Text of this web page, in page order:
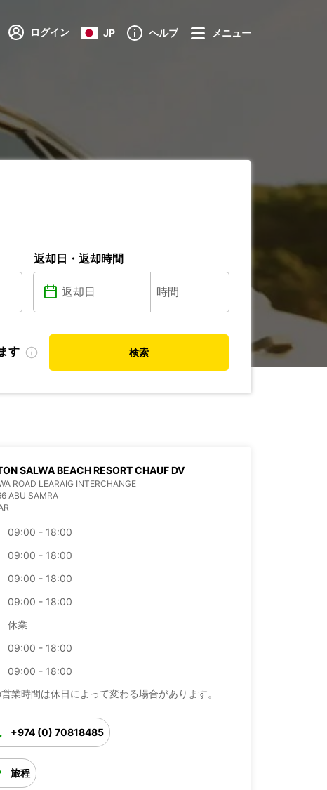
ログイン JP ヘルプ メニュー
返却日・返却時間
す 検索
SALWA BEACH RESORT CHAUF DV
ROAD LEARAIG INTERCHANGE
ABU SAMRA
09:00 - 18:00
09:00 - 18:00
09:00 - 18:00
09:00 - 18:00
休業
09:00 - 18:00
09:00 - 18:00
営業時間は休日によって変わる場合があります。
+974 (0) 70818485
旅程